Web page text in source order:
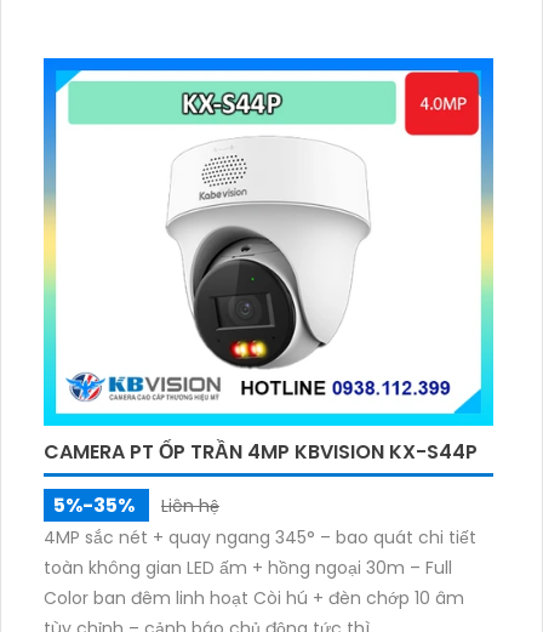
CAMERA PT ỐP TRẦN 4MP KBVISION KX-S44P
5%-35%
Liên hệ
4MP sắc nét + quay ngang 345° – bao quát chi tiết
toàn không gian LED ấm + hồng ngoại 30m – Full
Color ban đêm linh hoạt Còi hú + đèn chớp 10 âm